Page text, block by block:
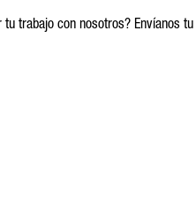
tu trabajo con nosotros? Envíanos